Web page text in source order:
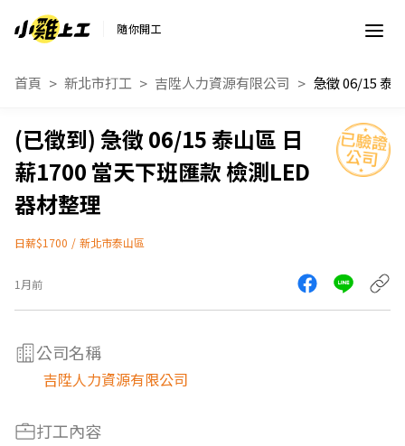
隨你開工
首頁 新北市打工 吉陞人力資源有限公司
急徵 06/15 泰山區 日
薪1700 當天下班匯款 檢測LED
器材整理
日薪$1700 / 新北市泰山區
1月前
公司名稱
吉陞人力資源有限公司
打工內容